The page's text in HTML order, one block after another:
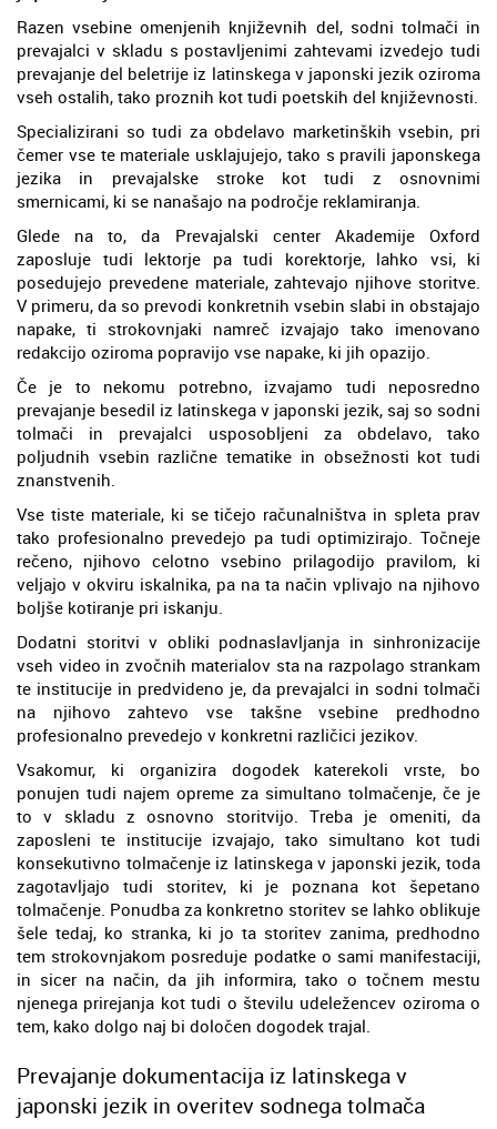
Razen vsebine omenjenih književnih del, sodni tolmači in
prevajalci v skladu s postavljenimi zahtevami izvedejo tudi
prevajanje del beletrije iz latinskega v japonski jezik oziroma
vseh ostalih, tako proznih kot tudi poetskih del književnosti.
Specializirani so tudi za obdelavo marketinških vsebin, pri
čemer vse te materiale usklajujejo, tako s pravili japonskega
jezika in prevajalske stroke kot tudi z osnovnimi
smernicami, ki se nanašajo na področje reklamiranja.
Glede na to, da Prevajalski center Akademije Oxford
zaposluje tudi lektorje pa tudi korektorje, lahko vsi, ki
posedujejo prevedene materiale, zahtevajo njihove storitve.
V primeru, da so prevodi konkretnih vsebin slabi in obstajajo
napake, ti strokovnjaki namreč izvajajo tako imenovano
redakcijo oziroma popravijo vse napake, ki jih opazijo.
Če je to nekomu potrebno, izvajamo tudi neposredno
prevajanje besedil iz latinskega v japonski jezik, saj so sodni
tolmači in prevajalci usposobljeni za obdelavo, tako
poljudnih vsebin različne tematike in obsežnosti kot tudi
znanstvenih.
Vse tiste materiale, ki se tičejo računalništva in spleta prav
tako profesionalno prevedejo pa tudi optimizirajo. Točneje
rečeno, njihovo celotno vsebino prilagodijo pravilom, ki
veljajo v okviru iskalnika, pa na ta način vplivajo na njihovo
boljše kotiranje pri iskanju.
Dodatni storitvi v obliki podnaslavljanja in sinhronizacije
vseh video in zvočnih materialov sta na razpolago strankam
te institucije in predvideno je, da prevajalci in sodni tolmači
na njihovo zahtevo vse takšne vsebine predhodno
profesionalno prevedejo v konkretni različici jezikov.
Vsakomur, ki organizira dogodek katerekoli vrste, bo
ponujen tudi najem opreme za simultano tolmačenje, če je
to v skladu z osnovno storitvijo. Treba je omeniti, da
zaposleni te institucije izvajajo, tako simultano kot tudi
konsekutivno tolmačenje iz latinskega v japonski jezik, toda
zagotavljajo tudi storitev, ki je poznana kot šepetano
tolmačenje. Ponudba za konkretno storitev se lahko oblikuje
šele tedaj, ko stranka, ki jo ta storitev zanima, predhodno
tem strokovnjakom posreduje podatke o sami manifestaciji,
in sicer na način, da jih informira, tako o točnem mestu
njenega prirejanja kot tudi o številu udeležencev oziroma o
tem, kako dolgo naj bi določen dogodek trajal.
Prevajanje dokumentacija iz latinskega v
japonski jezik in overitev sodnega tolmača